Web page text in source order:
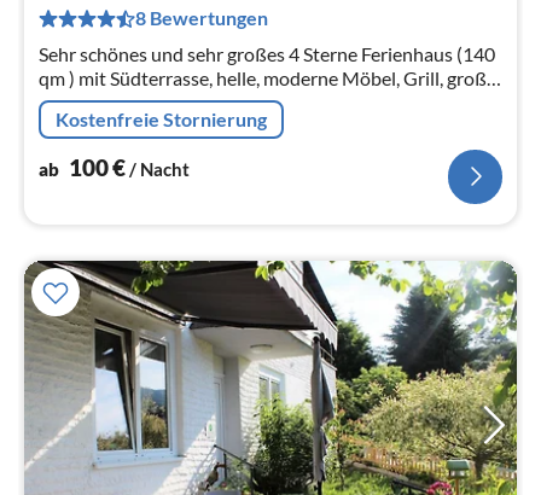
8 Bewertungen
Sehr schönes und sehr großes 4 Sterne Ferienhaus (140
qm ) mit Südterrasse, helle, moderne Möbel, Grill, große
Küche, Kamin, großes Bad, Gäste WC, WLAN, 2- 7
Personen.
Kostenfreie Stornierung
ab 100€ / Nacht